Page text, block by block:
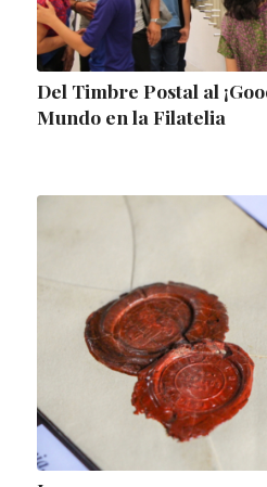
Del Timbre Postal al
Mundo en la Filatelia